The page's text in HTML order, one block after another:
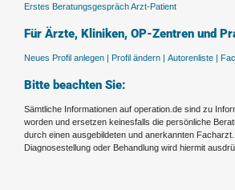
Erstes Beratungsgespräch Arzt-Patient
Für Ärzte, Kliniken, OP-Zentren und
Neues Profil anlegen | Profil ändern | Autorenliste |
Bitte beachten Sie:
Sämtliche Informationen auf operation.de sind zu
worden und ersetzen keinesfalls die persönliche
durch einen ausgebildeten und anerkannten
Diagnosestellung oder Behandlung wird hiermit